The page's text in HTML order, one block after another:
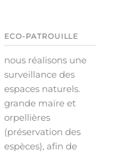
ECO-PATROUILLE
nous réalisons une
surveillance des
espaces naturels.
grande maïre et
orpellières
(préservation des
espèces), afin de